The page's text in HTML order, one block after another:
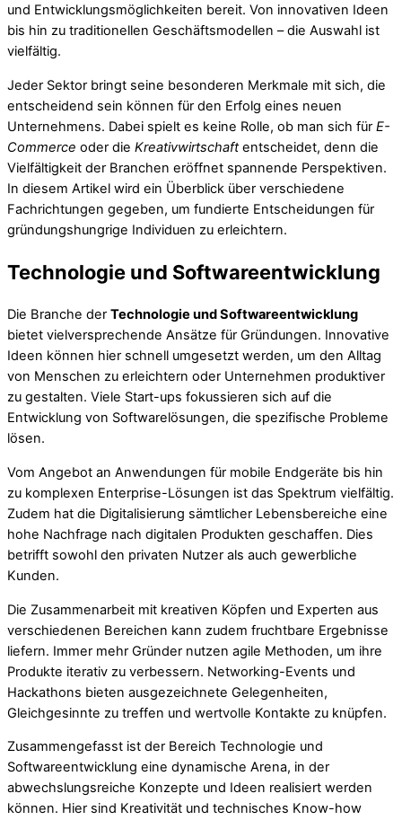
und Entwicklungsmöglichkeiten bereit. Von innovativen Ideen
bis hin zu traditionellen Geschäftsmodellen – die Auswahl ist
vielfältig.
Jeder Sektor bringt seine besonderen Merkmale mit sich, die
entscheidend sein können für den Erfolg eines neuen
Unternehmens. Dabei spielt es keine Rolle, ob man sich für E-
Commerce oder die Kreativwirtschaftentscheidet, denn die
Vielfältigkeit der Branchen eröffnet spannende Perspektiven.
In diesem Artikel wird ein Überblick über verschiedene
Fachrichtungen gegeben, um fundierte Entscheidungen für
gründungshungrige Individuen zu erleichtern.
Technologie und Softwareentwicklung
Die Branche der Technologie und Softwareentwicklung
bietet vielversprechende Ansätze für Gründungen. Innovative
Ideen können hier schnell umgesetzt werden, um den Alltag
von Menschen zu erleichtern oder Unternehmen produktiver
zu gestalten. Viele Start-ups fokussieren sich auf die
Entwicklung von Softwarelösungen, die spezifische Probleme
lösen.
Vom Angebot an Anwendungen für mobile Endgeräte bis hin
zu komplexen Enterprise-Lösungen ist das Spektrum vielfältig.
Zudem hat die Digitalisierung sämtlicher Lebensbereiche eine
hohe Nachfrage nach digitalen Produkten geschaffen. Dies
betrifft sowohl den privaten Nutzer als auch gewerbliche
Kunden.
Die Zusammenarbeit mit kreativen Köpfen und Experten aus
verschiedenen Bereichen kann zudem fruchtbare Ergebnisse
liefern. Immer mehr Gründer nutzen agile Methoden, um ihre
Produkte iterativ zu verbessern. Networking-Events und
Hackathons bieten ausgezeichnete Gelegenheiten,
Gleichgesinnte zu treffen und wertvolle Kontakte zu knüpfen.
Zusammengefasst ist der Bereich Technologie und
Softwareentwicklung eine dynamische Arena, in der
abwechslungsreiche Konzepte und Ideen realisiert werden
können. Hier sind Kreativität und technisches Know-how